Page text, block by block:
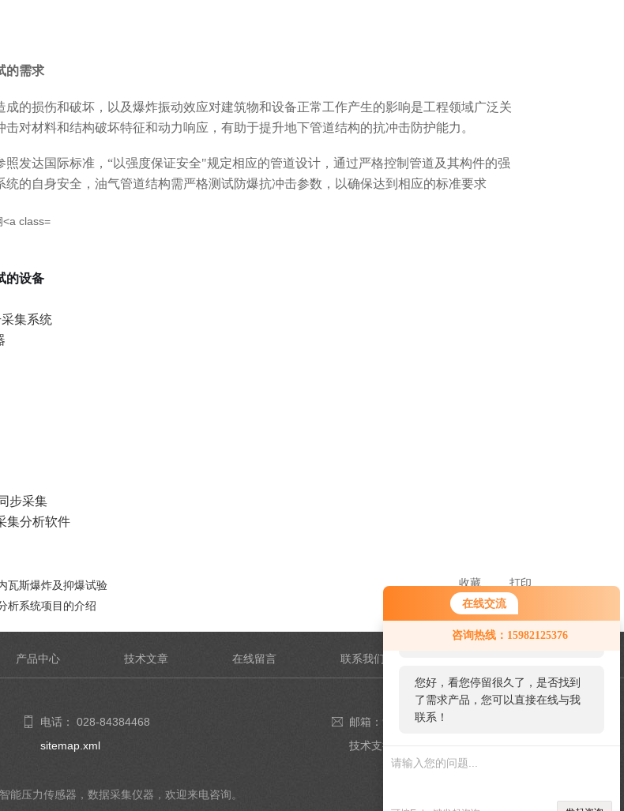
在线交流
咨询热线：15982125376
您好！欢迎前来咨询，很高兴为您
服务，请问您要咨询什么问题呢？
您好，看您停留很久了，是否找到
了需求产品，您可以直接在线与我
联系！
的需求
成的损伤和破坏，以及爆炸振动效应对建筑物和设备正常工作产生的影响是工程领域广泛关
对材料和结构破坏特征和动力响应，有助于提升地下管道结构的抗冲击防护能力。
照发达国际标准，“以强度保证安全"规定相应的管道设计，通过严格控制管道及其构件的强
统的自身安全，油气管道结构需严格测试防爆抗冲击参数，以确保达到相应的标准要求
的设备
采集系统
步采集
集分析软件
瓦斯爆炸及抑爆试验
析系统项目的介绍
收藏 打印
产品中心 技术文章 在线留言 联系我们
电话： 028-84384468
sitemap.xml
邮箱：980349543@qq.com
技术支持：
能压力传感器，数据采集仪器，欢迎来电咨询。